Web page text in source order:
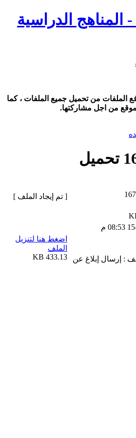
المناهج الدراسية
الملفات من تحميل جميع الملفات ، كما
من اجل مشاركتها.
م
: إرسال إبلاغ عن
[ تم إيجاد الملف ]
اضغط هنا لتنزيل
الملف
433.13 KB